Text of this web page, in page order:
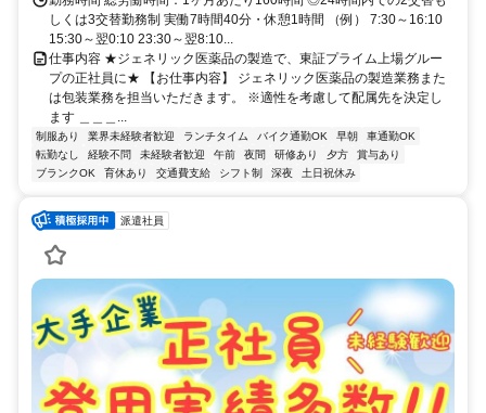
渋滞のストレスもありません。
しくは3交替勤務制 実働7時間40分・休憩1時間 （例） 7:30～16:10
15:30～翌0:10 23:30～翌8:10...
仕事内容 ★ジェネリック医薬品の製造で、東証プライム上場グルー
プの正社員に★ 【お仕事内容】 ジェネリック医薬品の製造業務また
は包装業務を担当いただきます。 ※適性を考慮して配属先を決定し
ます ＿＿＿...
制服あり 業界未経験者歓迎 ランチタイム バイク通勤OK 早朝
車通勤OK
転勤なし
経験不問 未経験者歓迎 午前 夜間 研修あり 夕方
賞与あり
ブランクOK
育休あり 交通費支給 シフト制 深夜 土日祝休み
派遣社員